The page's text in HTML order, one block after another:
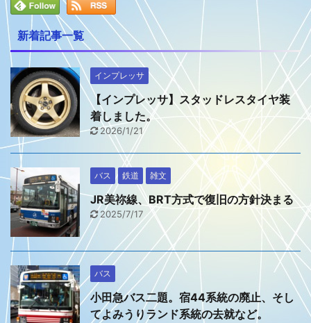
新着記事一覧
インプレッサ
【インプレッサ】スタッドレスタイヤ装
着しました。
2026/1/21
バス 鉄道 雑文
JR美祢線、BRT方式で復旧の方針決まる
2025/7/17
バス
小田急バス二題。宿44系統の廃止、そし
てよみうりランド系統の去就など。